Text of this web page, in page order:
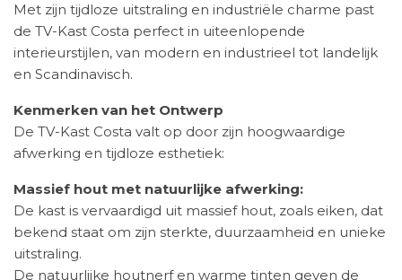
Met zijn tijdloze uitstraling en industriële charme past
de TV-Kast Costa perfect in uiteenlopende
interieurstijlen, van modern en industrieel tot landelijk
en Scandinavisch.
Kenmerken van het Ontwerp
De TV-Kast Costa valt op door zijn hoogwaardige
afwerking en tijdloze esthetiek:
Massief hout met natuurlijke afwerking:
De kast is vervaardigd uit massief hout, zoals eiken, dat
bekend staat om zijn sterkte, duurzaamheid en unieke
uitstraling.
De natuurlijke houtnerf en warme tinten geven de